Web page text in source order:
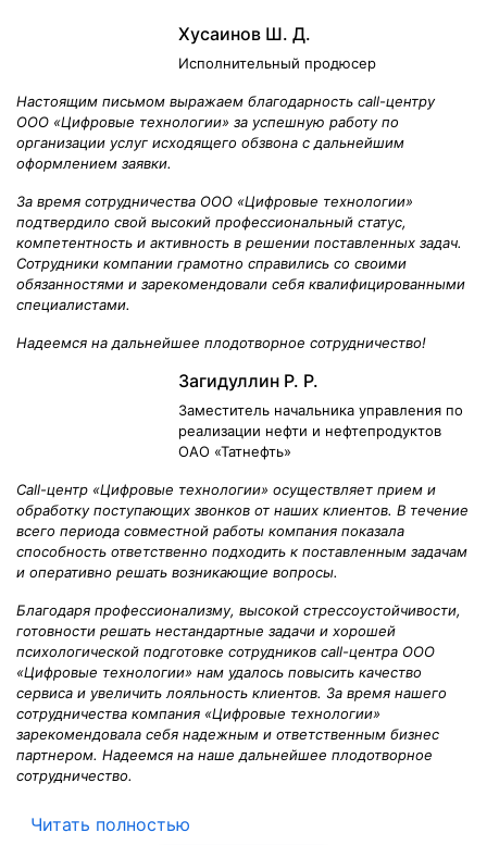
Хусаинов Ш. Д.
Исполнительный продюсер
Настоящим письмом выражаем благодарность call-центру
ООО «Цифровые технологии» за успешную работу по
организации услуг исходящего обзвона с дальнейшим
оформлением заявки.
За время сотрудничества ООО «Цифровые технологии»
подтвердило свой высокий профессиональный статус,
компетентность и активность в решении поставленных задач.
Сотрудники компании грамотно справились со своими
обязанностями и зарекомендовали себя квалифицированными
специалистами.
Надеемся на дальнейшее плодотворное сотрудничество!
Загидуллин Р. Р.
Заместитель начальника управления по
реализации нефти и нефтепродуктов
ОАО «Татнефть»
Сall-центр «Цифровые технологии» осуществляет прием и
обработку поступающих звонков от наших клиентов. В течение
всего периода совместной работы компания показала
способность ответственно подходить к поставленным задачам
и оперативно решать возникающие вопросы.
Благодаря профессионализму, высокой стрессоустойчивости,
готовности решать нестандартные задачи и хорошей
психологической подготовке сотрудников call-центра ООО
«Цифровые технологии» нам удалось повысить качество
сервиса и увеличить лояльность клиентов. За время нашего
сотрудничества компания «Цифровые технологии»
зарекомендовала себя надежным и ответственным бизнес
партнером. Надеемся на наше дальнейшее плодотворное
сотрудничество.
Читать полностью